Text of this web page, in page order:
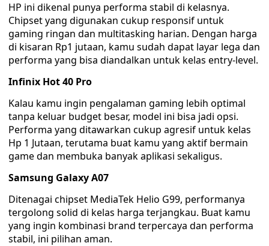
HP ini dikenal punya performa stabil di kelasnya.
Chipset yang digunakan cukup responsif untuk
gaming ringan dan multitasking harian. Dengan harga
di kisaran Rp1 jutaan, kamu sudah dapat layar lega dan
performa yang bisa diandalkan untuk kelas entry-level.
Infinix Hot 40 Pro
Kalau kamu ingin pengalaman gaming lebih optimal
tanpa keluar budget besar, model ini bisa jadi opsi.
Performa yang ditawarkan cukup agresif untuk kelas
Hp 1 Jutaan, terutama buat kamu yang aktif bermain
game dan membuka banyak aplikasi sekaligus.
Samsung Galaxy A07
Ditenagai chipset MediaTek Helio G99, performanya
tergolong solid di kelas harga terjangkau. Buat kamu
yang ingin kombinasi brand terpercaya dan performa
stabil, ini pilihan aman.